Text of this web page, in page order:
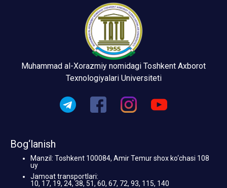
Muhammad al-Xorazmiy nomidagi Toshkent Axborot
Texnologiyalari Universiteti
Bog‘lanish
Manzil: Toshkent 100084, Amir Temur shox ko‘chasi 108
uy
Jamoat transportlari:
10, 17, 19, 24, 38, 51, 60, 67, 72, 93, 115, 140